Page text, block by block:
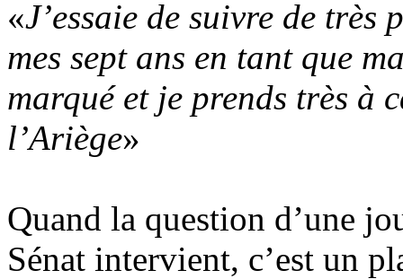
«J’essaie de suivre de très
mes sept ans en tant que
marqué et je prends très à
l’Ariège»
Quand la question d’une
Sénat intervient, c’est un